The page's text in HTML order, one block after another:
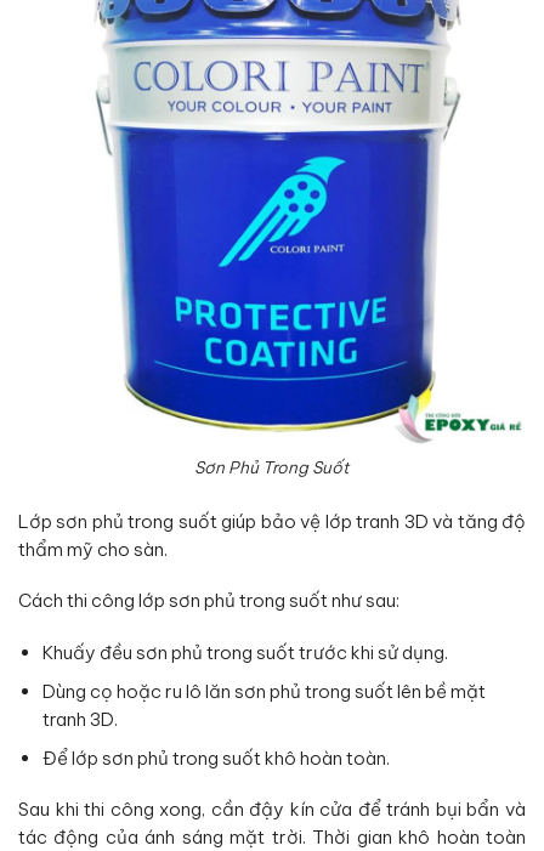
Sơn Phủ Trong Suốt
Lớp sơn phủ trong suốt giúp bảo vệ lớp tranh 3D và tăng độ
thẩm mỹ cho sàn.
Cách thi công lớp sơn phủ trong suốt như sau:
Khuấy đều sơn phủ trong suốt trước khi sử dụng.
Dùng cọ hoặc ru lô lăn sơn phủ trong suốt lên bề mặt
tranh 3D.
Để lớp sơn phủ trong suốt khô hoàn toàn.
Sau khi thi công xong, cần đậy kín cửa để tránh bụi bẩn và
tác động của ánh sáng mặt trời. Thời gian khô hoàn toàn